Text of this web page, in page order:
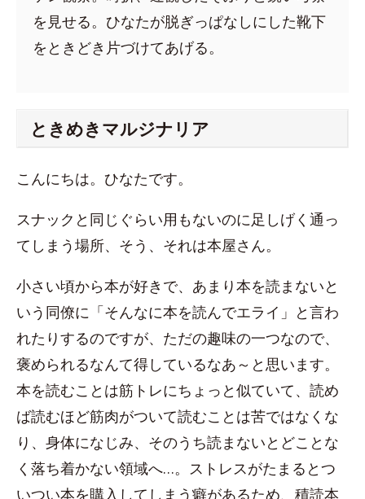
を見せる。ひなたが脱ぎっぱなしにした靴下
をときどき片づけてあげる。
ときめきマルジナリア
こんにちは。ひなたです。
スナックと同じぐらい用もないのに足しげく通っ
てしまう場所、そう、それは本屋さん。
小さい頃から本が好きで、あまり本を読まないと
いう同僚に「そんなに本を読んでエライ」と言わ
れたりするのですが、ただの趣味の一つなので、
褒められるなんて得しているなあ～と思います。
本を読むことは筋トレにちょっと似ていて、読め
ば読むほど筋肉がついて読むことは苦ではなくな
り、身体になじみ、そのうち読まないとどことな
く落ち着かない領域へ…。ストレスがたまるとつ
いつい本を購入してしまう癖があるため、積読本